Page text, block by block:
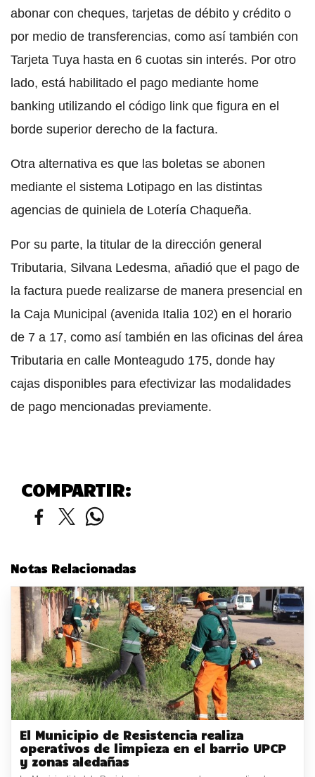
abonar con cheques, tarjetas de débito y crédito o
por medio de transferencias, como así también con
Tarjeta Tuya hasta en 6 cuotas sin interés. Por otro
lado, está habilitado el pago mediante home
banking utilizando el código link que figura en el
borde superior derecho de la factura.
Otra alternativa es que las boletas se abonen
mediante el sistema Lotipago en las distintas
agencias de quiniela de Lotería Chaqueña.
Por su parte, la titular de la dirección general
Tributaria, Silvana Ledesma, añadió que el pago de
la factura puede realizarse de manera presencial en
la Caja Municipal (avenida Italia 102) en el horario
de 7 a 17, como así también en las oficinas del área
Tributaria en calle Monteagudo 175, donde hay
cajas disponibles para efectivizar las modalidades
de pago mencionadas previamente.
COMPARTIR:
Notas Relacionadas
El Municipio de Resistencia realiza
operativos de limpieza en el barrio UPCP
y zonas aledañas